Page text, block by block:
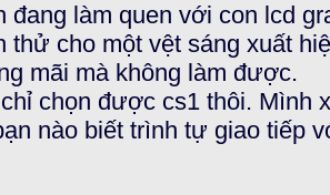
đang làm quen với con lcd
thử cho một vệt sáng xuất
mãi mà không làm được.
chọn được cs1 thôi. Mình
nào biết trình tự giao tiếp